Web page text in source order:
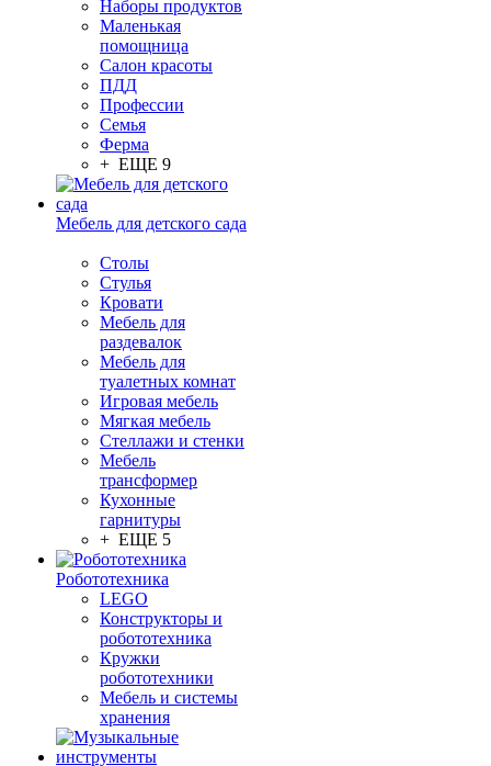
Наборы продуктов
Маленькая
помощница
Салон красоты
ПДД
Профессии
Семья
Ферма
+ ЕЩЕ 9
Мебель для детского сада
Столы
Cтулья
Кровати
Мебель для
раздевалок
Мебель для
туалетных комнат
Игровая мебель
Мягкая мебель
Стеллажи и стенки
Мебель
трансформер
Кухонные
гарнитуры
+ ЕЩЕ 5
Робототехника
LEGO
Конструкторы и
робототехника
Кружки
робототехники
Мебель и системы
хранения